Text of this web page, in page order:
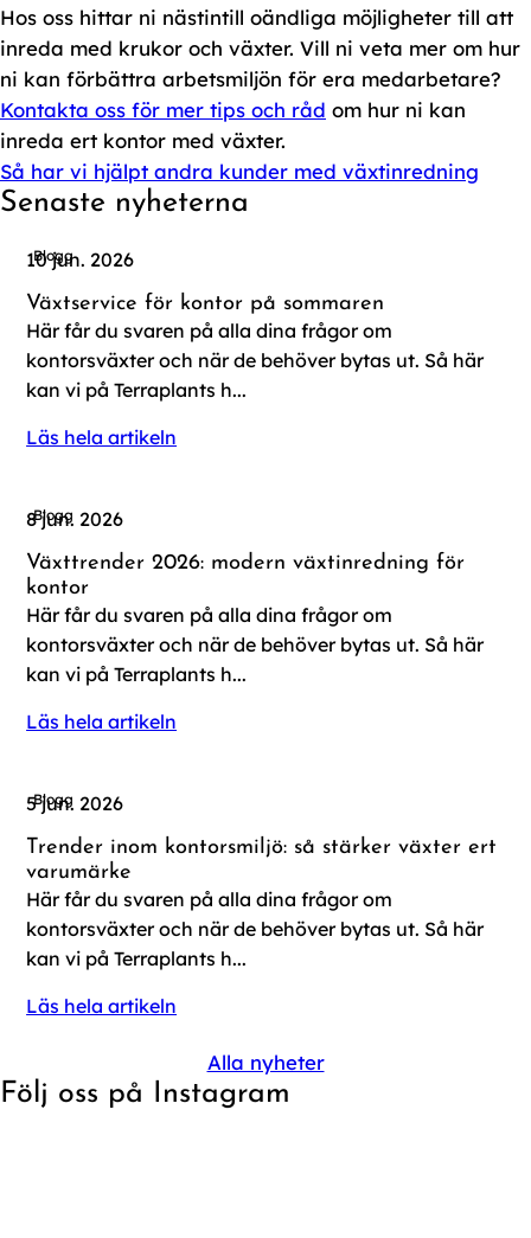
Hos oss hittar ni nästintill oändliga möjligheter till att
inreda med krukor och växter. Vill ni veta mer om hur
ni kan förbättra arbetsmiljön för era medarbetare?
Kontakta oss för mer tips och råd om hur ni kan
inreda ert kontor med växter.
Så har vi hjälpt andra kunder med växtinredning
Senaste nyheterna
Blogg
10 jun. 2026
Växtservice för kontor på sommaren
Här får du svaren på alla dina frågor om
kontorsväxter och när de behöver bytas ut. Så här
kan vi på Terraplants h...
Läs hela artikeln
Blogg
8 jun. 2026
Växttrender 2026: modern växtinredning för
kontor
Här får du svaren på alla dina frågor om
kontorsväxter och när de behöver bytas ut. Så här
kan vi på Terraplants h...
Läs hela artikeln
Blogg
5 jun. 2026
Trender inom kontorsmiljö: så stärker växter ert
varumärke
Här får du svaren på alla dina frågor om
kontorsväxter och när de behöver bytas ut. Så här
kan vi på Terraplants h...
Läs hela artikeln
Alla nyheter
Följ oss på Instagram